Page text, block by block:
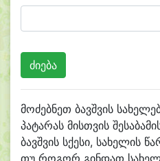
მოძებნეთ ბავშვის
პატარას მისთვის
ბავშვის სქესი, სახელის
თუ როგორ გინდათ